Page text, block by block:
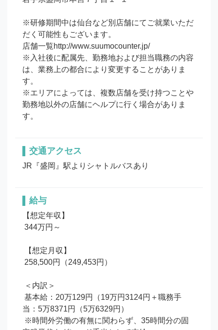
※研修期間中は仙台など別店舗にてご就業いただ
だく可能性もございます。
店舗一覧http://www.suumocounter.jp/
※入社後に配属先、勤務地および担当職務の内容
は、業務上の都合により変更することがありま
す。
※エリアによっては、複数店舗を受け持つことや
勤務地以外の店舗にヘルプに行く場合がありま
す。
交通アクセス
JR『盛岡』駅よりシャトルバスあり
給与
【想定年収】
当：5万8371円（5万6329円）